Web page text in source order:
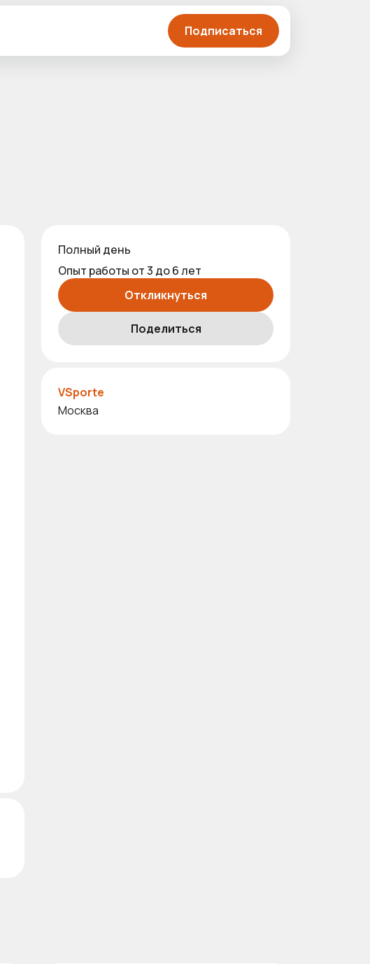
Подписаться
Полный день
Опыт работы от 3 до 6 лет
Откликнуться
Поделиться
VSporte
Москва